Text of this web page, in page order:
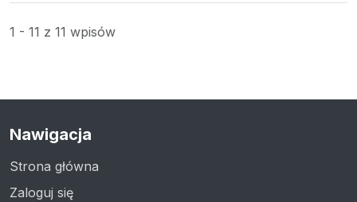
1 - 11 z 11 wpisów
Nawigacja
Strona główna
Zaloguj się